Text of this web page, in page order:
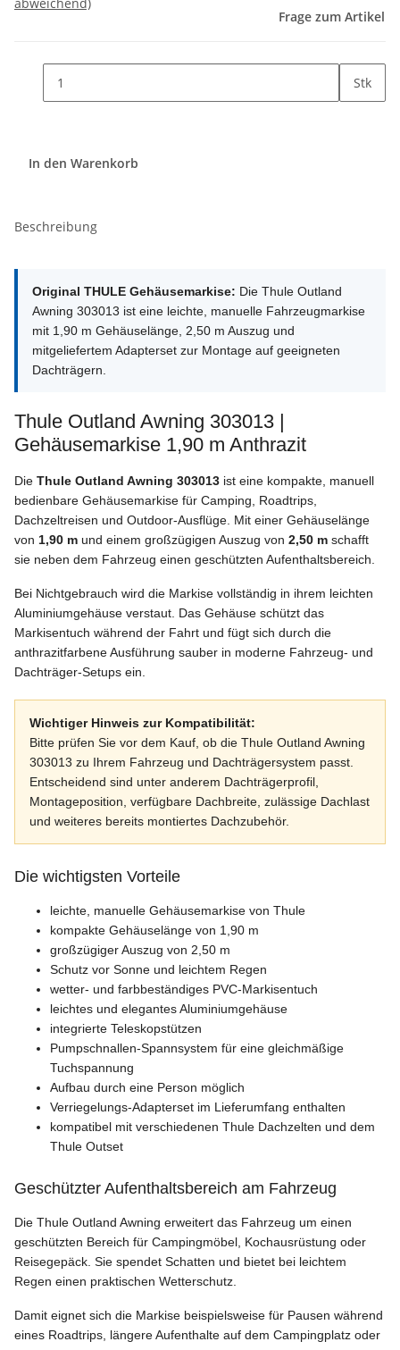
Frage zum Artikel
Stk
In den Warenkorb
Beschreibung
Original THULE Gehäusemarkise: Die Thule Outland
Awning 303013 ist eine leichte, manuelle Fahrzeugmarkise
mit 1,90 m Gehäuselänge, 2,50 m Auszug und
mitgeliefertem Adapterset zur Montage auf geeigneten
Dachträgern.
Thule Outland Awning 303013 |
Gehäusemarkise 1,90 m Anthrazit
Die Thule Outland Awning 303013 ist eine kompakte, manuell
bedienbare Gehäusemarkise für Camping, Roadtrips,
Dachzeltreisen und Outdoor-Ausflüge. Mit einer Gehäuselänge
von 1,90 m und einem großzügigen Auszug von 2,50 m schafft
sie neben dem Fahrzeug einen geschützten Aufenthaltsbereich.
Bei Nichtgebrauch wird die Markise vollständig in ihrem leichten
Aluminiumgehäuse verstaut. Das Gehäuse schützt das
Markisentuch während der Fahrt und fügt sich durch die
anthrazitfarbene Ausführung sauber in moderne Fahrzeug- und
Dachträger-Setups ein.
Wichtiger Hinweis zur Kompatibilität:
Bitte prüfen Sie vor dem Kauf, ob die Thule Outland Awning
303013 zu Ihrem Fahrzeug und Dachträgersystem passt.
Entscheidend sind unter anderem Dachträgerprofil,
Montageposition, verfügbare Dachbreite, zulässige Dachlast
und weiteres bereits montiertes Dachzubehör.
Die wichtigsten Vorteile
leichte, manuelle Gehäusemarkise von Thule
kompakte Gehäuselänge von 1,90 m
großzügiger Auszug von 2,50 m
Schutz vor Sonne und leichtem Regen
wetter- und farbbeständiges PVC-Markisentuch
leichtes und elegantes Aluminiumgehäuse
integrierte Teleskopstützen
Pumpschnallen-Spannsystem für eine gleichmäßige
Tuchspannung
Aufbau durch eine Person möglich
Verriegelungs-Adapterset im Lieferumfang enthalten
kompatibel mit verschiedenen Thule Dachzelten und dem
Thule Outset
Geschützter Aufenthaltsbereich am Fahrzeug
Die Thule Outland Awning erweitert das Fahrzeug um einen
geschützten Bereich für Campingmöbel, Kochausrüstung oder
Reisegepäck. Sie spendet Schatten und bietet bei leichtem
Regen einen praktischen Wetterschutz.
Damit eignet sich die Markise beispielsweise für Pausen während
eines Roadtrips, längere Aufenthalte auf dem Campingplatz oder